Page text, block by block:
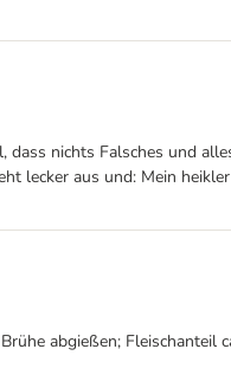
nichts Falsches und
lecker aus und: Mein
abgießen; Fleischanteil